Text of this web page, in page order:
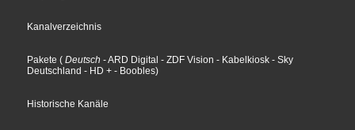
Kanalverzeichnis
Pakete ( Deutsch - ARD Digital - ZDF Vision - Kabelkiosk - Sky
Deutschland - HD + - Boobles)
Historische Kanäle